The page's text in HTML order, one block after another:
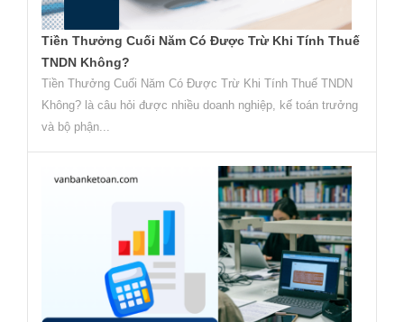
Tiền Thưởng Cuối Năm Có Được Trừ Khi Tính Thuế
TNDN Không?
Tiền Thưởng Cuối Năm Có Được Trừ Khi Tính Thuế TNDN
Không? là câu hỏi được nhiều doanh nghiệp, kế toán trưởng
và bộ phận...